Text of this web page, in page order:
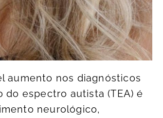
aumento nos diagnósticos
espectro autista (TEA) é
neurológico,